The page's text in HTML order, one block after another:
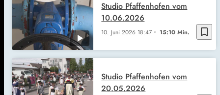
bookmark_border
10. Juni 2026 18:47 15:10 Min.
Studio Pfaffenhofen vom
10.06.2026
Studio Pfaffenhofen vom
20.05.2026